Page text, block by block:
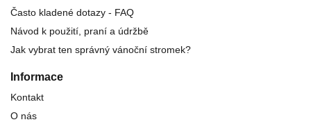
Často kladené dotazy - FAQ
Návod k použití, praní a údržbě
Jak vybrat ten správný vánoční stromek?
Informace
Kontakt
O nás